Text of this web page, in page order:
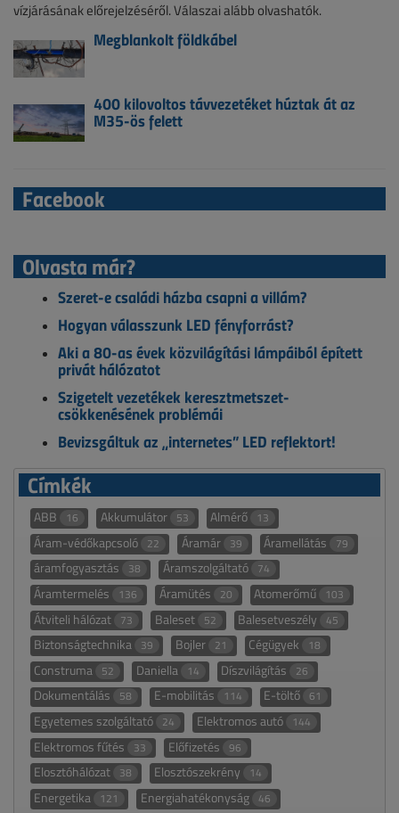
vízjárásának előrejelzéséről. Válaszai alább olvashatók.
Megblankolt földkábel
400 kilovoltos távvezetéket húztak át az
M35-ös felett
Facebook
Olvasta már?
Szeret-e családi házba csapni a villám?
Hogyan válasszunk LED fényforrást?
Aki a 80-as évek közvilágítási lámpáiból épített
privát hálózatot
Szigetelt vezetékek keresztmetszet-
csökkenésének problémái
Bevizsgáltuk az „internetes” LED reflektort!
Címkék
ABB 16 Akkumulátor 53 Almérő 13
Áram-védőkapcsoló 22 Áramár 39 Áramellátás 79
áramfogyasztás 38 Áramszolgáltató 74
Áramtermelés 136 Áramütés 20 Atomerőmű 103
Átviteli hálózat 73 Baleset 52 Balesetveszély 45
Biztonságtechnika 39 Bojler 21 Cégügyek 18
Construma 52 Daniella 14 Díszvilágítás 26
Dokumentálás 58 E-mobilitás 114 E-töltő 61
Egyetemes szolgáltató 24 Elektromos autó 144
Elektromos fűtés 33 Előfizetés 96
Elosztóhálózat 38 Elosztószekrény 14
Energetika 121 Energiahatékonyság 46